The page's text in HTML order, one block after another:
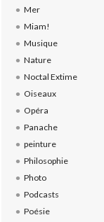
Mer
Miam!
Musique
Nature
Noctal Extime
Oiseaux
Opéra
Panache
peinture
Philosophie
Photo
Podcasts
Poésie